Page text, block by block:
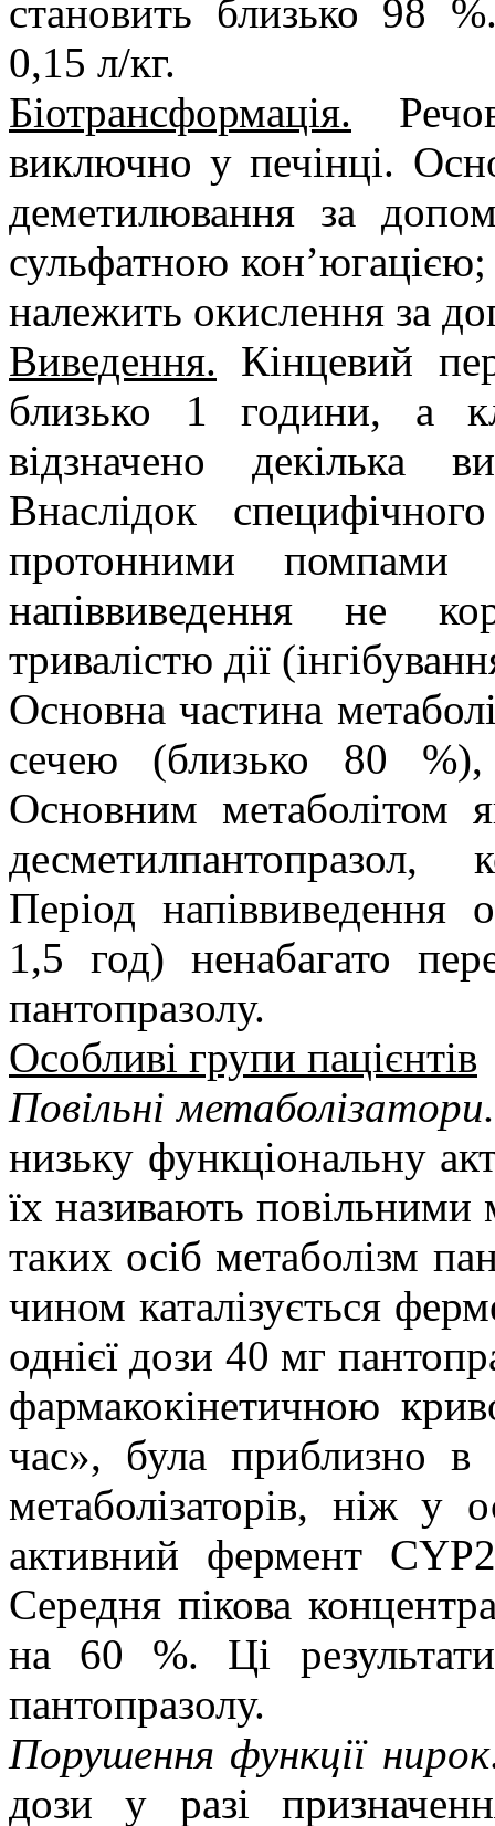
становить близько 98
0,15 л/кг.
Біотрансформація.
виключно у печінці.
деметилювання за
сульфатною
належить окислення за
Виведення. Кінцевий
близько 1 години, а
відзначено декілька
Внаслідок
протонними помпами
напіввиведення не
тривалістю дії
Основна частина
сечею (близько 80
Основним метаболітом
Період напіввиведення
1,5 год) ненабагато
пантопразолу.
Особливі групи пацієнтів
Повільні метаболізатори.
низьку функціональну
їх називають повільними
таких осіб метаболізм
чином каталізується
однієї дози 40 мг
фармакокінетичною
час», була приблизно
метаболізаторів, ніж у
активний фермент
Середня пікова
на 60 %. Ці
пантопразолу.
Порушення функції нирок
дози у разі